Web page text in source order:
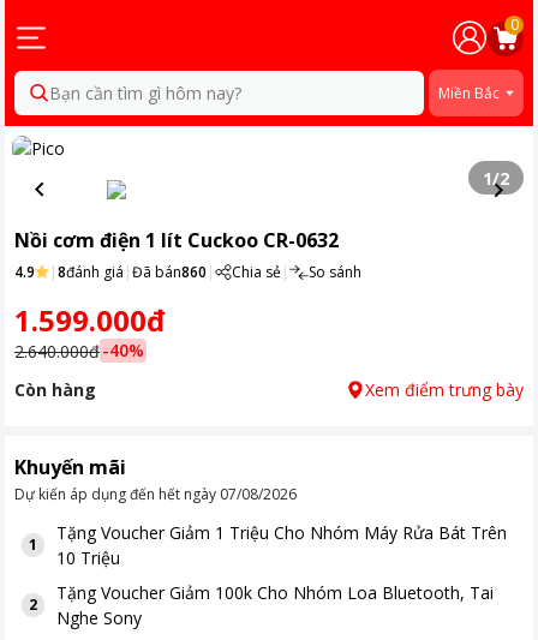
0
Bạn cần tìm gì hôm nay? Miền Bắc
1/2
Nồi cơm điện 1 lít Cuckoo CR-0632
4.9 |8đánh giá |Đã bán860 | Chia sẻ| So sánh
1.599.000đ
2.640.000đ-40%
Còn hàng
Xem điểm trưng bày
Khuyến mãi
Dự kiến áp dụng đến hết ngày 07/08/2026
1
TặngVoucher Giảm 1 Triệu Cho Nhóm Máy Rửa Bát Trên
10 Triệu
2
TặngVoucher Giảm 100k Cho Nhóm Loa Bluetooth, Tai
Nghe Sony